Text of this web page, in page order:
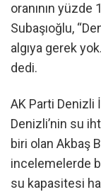
oranının yüzde
Subaşıoğlu,
algıya gerek
dedi.
AK Parti Denizli
Denizli’nin su
biri olan Akbaş
incelemelerde
su kapasitesi